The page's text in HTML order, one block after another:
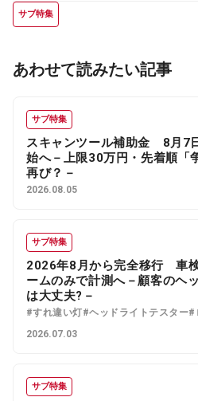
サブ特集
あわせて読みたい記事
サブ特集
スキャンツール補助金 8月7
始へ－上限30万円・先着順「
再び？－
2026.08.05
サブ特集
2026年8月から完全移行 車
ームのみで計測へ－顧客のヘ
は大丈夫?－
#すれ違い灯#ヘッドライトテスター#
2026.07.03
サブ特集